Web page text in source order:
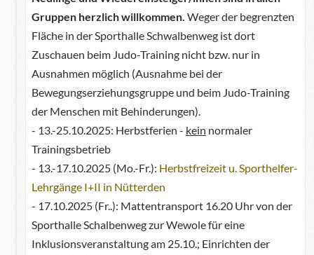
Gruppen herzlich willkommen.Weger der begrenzten
Fläche in der Sporthalle Schwalbenweg ist dort
Zuschauen beim Judo-Training nicht bzw. nur in
Ausnahmen möglich (Ausnahme bei der
Bewegungserziehungsgruppe und beim Judo-Training
der Menschen mit Behinderungen).
- 13.-25.10.2025: Herbstferien - kein normaler
Trainingsbetrieb
- 13.-17.10.2025 (Mo.-Fr.): Herbstfreizeit u. Sporthelfer-
Lehrgänge I+II in Nütterden
- 17.10.2025 (Fr..): Mattentransport 16.20 Uhr von der
Sporthalle Schalbenweg zur Wewole für eine
Inklusionsveranstaltung am 25.10.; Einrichten der